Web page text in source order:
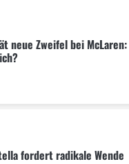
neue Zweifel bei McLaren:
fordert radikale Wende